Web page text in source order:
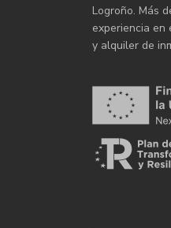
Logroño. Más
experiencia en
y alquiler de